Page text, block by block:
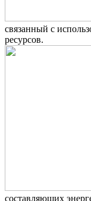
связанный с
ресурсов.
составляющих